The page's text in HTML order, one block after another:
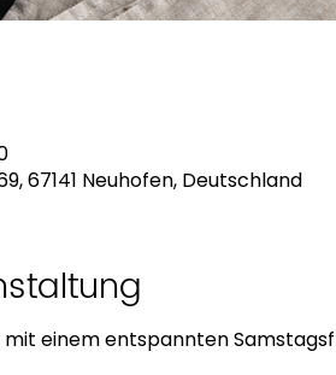
67141 Neuhofen, Deutschland
einem entspannten